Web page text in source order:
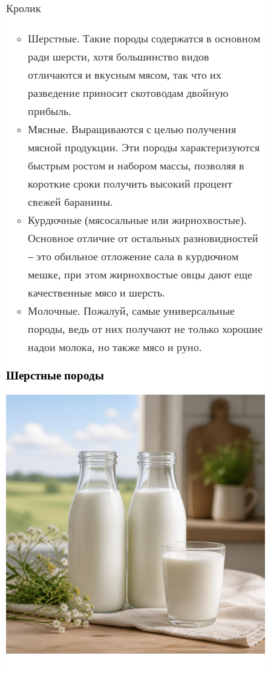
Кролик
Шерстные. Такие породы содержатся в основном
ради шерсти, хотя большинство видов
отличаются и вкусным мясом, так что их
разведение приносит скотоводам двойную
прибыль.
Мясные. Выращиваются с целью получения
мясной продукции. Эти породы характеризуются
быстрым ростом и набором массы, позволяя в
короткие сроки получить высокий процент
свежей баранины.
Курдючные (мясосальные или жирнохвостые).
Основное отличие от остальных разновидностей
– это обильное отложение сала в курдючном
мешке, при этом жирнохвостые овцы дают еще
качественные мясо и шерсть.
Молочные. Пожалуй, самые универсальные
породы, ведь от них получают не только хорошие
надои молока, но также мясо и руно.
Шерстные породы